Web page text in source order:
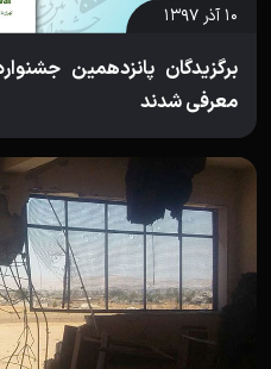
۱۰ آذر ۱۳۹۷
برگزیدگان پانزدهمین
معرفی شدند